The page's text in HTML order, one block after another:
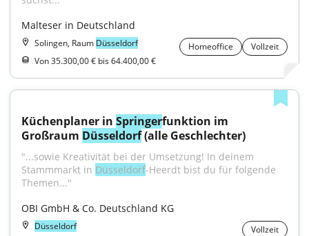
Malteser in Deutschland
Solingen, Raum Düsseldorf Homeoffice
Vollzeit
Von 35.300,00 € bis 64.400,00 €
Küchenplaner in Springerfunktion im
Großraum Düsseldorf (alle Geschlechter)
"...sowie Kreativität bei der Umsetzung! In deinem
Stammmarkt in Düsseldorf-Heerdt bist du für folgende
Themen..."
OBI GmbH & Co. Deutschland KG
Düsseldorf Vollzeit